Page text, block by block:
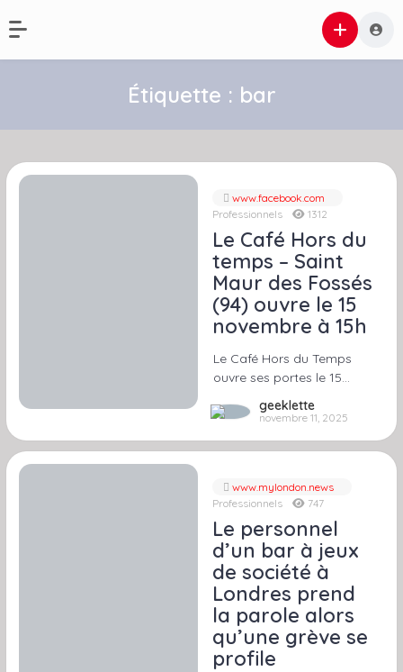
Étiquette : bar
www.facebook.com
Professionnels
1312
Le Café Hors du
temps – Saint
Maur des Fossés
(94) ouvre le 15
novembre à 15h
Le Café Hors du Temps
ouvre ses portes le 15…
geeklette
novembre 11, 2025
www.mylondon.news
Professionnels
747
Le personnel
d’un bar à jeux
de société à
Londres prend
la parole alors
qu’une grève se
profile